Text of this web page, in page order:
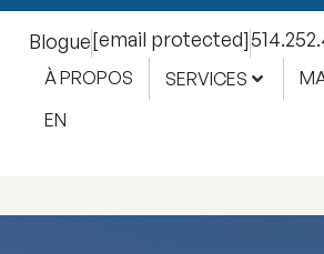
Blogue[email protected]
À PROPOS SERVICES
EN